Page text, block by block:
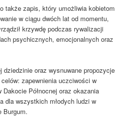
także zapis, który umożliwia kobietom
w ciągu dwóch lat od momentu,
krzywdę podczas rywalizacji
psychicznych, emocjonalnych oraz
dziedzinie oraz wysnuwane propozycje
zapewnienia uczciwości w
Północnej oraz okazania
dla wszystkich młodych ludzi w
Burgum.